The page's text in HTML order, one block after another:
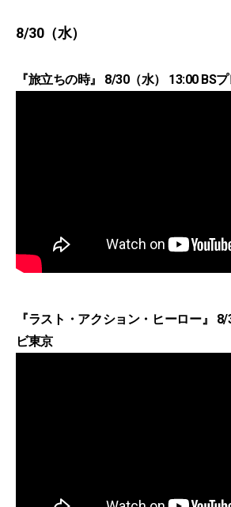
8/30（水）
『旅立ちの時』 8/30（水） 13:00 BS
『ラスト・アクション・ヒーロー』
ビ東京